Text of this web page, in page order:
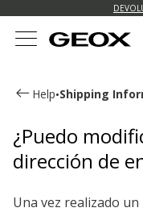
Help•Shipping
¿Puedo
dirección de
Una vez realizado